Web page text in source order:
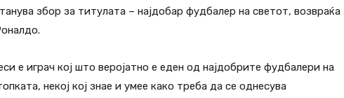
збор за титулата – најдобар фудбалер на светот, возвраќа
е играч кој што веројатно е еден од најдобрите фудбалери на
некој кој знае и умее како треба да се однесува